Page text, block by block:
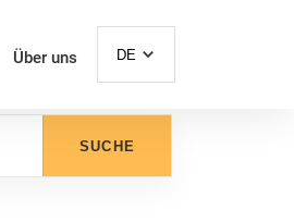
Über uns DE
SUCHE